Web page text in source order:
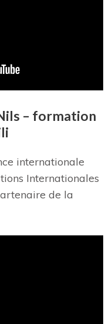
– formation
internationale
Internationales
de la